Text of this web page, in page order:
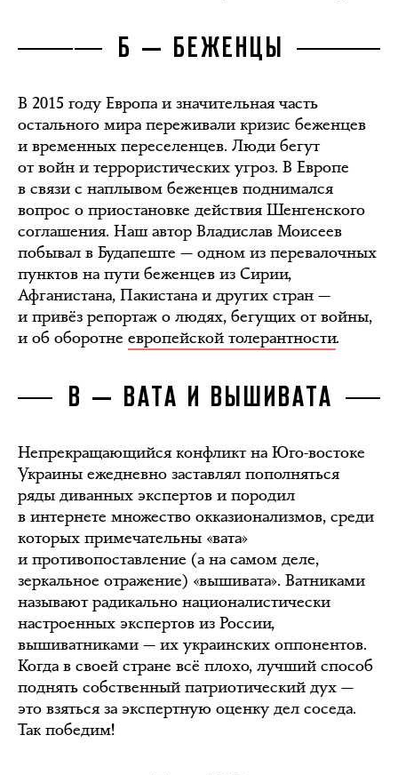
Б — БЕЖЕНЦЫ
В 2015 году Европа и значительная часть
остального мира переживали кризис беженцев
и временных переселенцев. Люди бегут
от войн и террористических угроз. В Европе
в связи с наплывом беженцев поднимался
вопрос о приостановке действия Шенгенского
соглашения. Наш автор Владислав Моисеев
побывал в Будапеште — одном из перевалочных
пунктов на пути беженцев из Сирии,
Афганистана, Пакистана и других стран —
и привёз репортаж о людях, бегущих от войны,
и об оборотне европейской толерантности.
В — ВАТА И ВЫШИВАТА
Непрекращающийся конфликт на Юго-востоке
Украины ежедневно заставлял пополняться
ряды диванных экспертов и породил
в интернете множество окказионализмов, среди
которых примечательны «вата»
и противопоставление (а на самом деле,
зеркальное отражение) «вышивата». Ватниками
называют радикально националистически
настроенных экспертов из России,
вышиватниками — их украинских оппонентов.
Когда в своей стране всё плохо, лучший способ
поднять собственный патриотический дух —
это взяться за экспертную оценку дел соседа.
Так победим!